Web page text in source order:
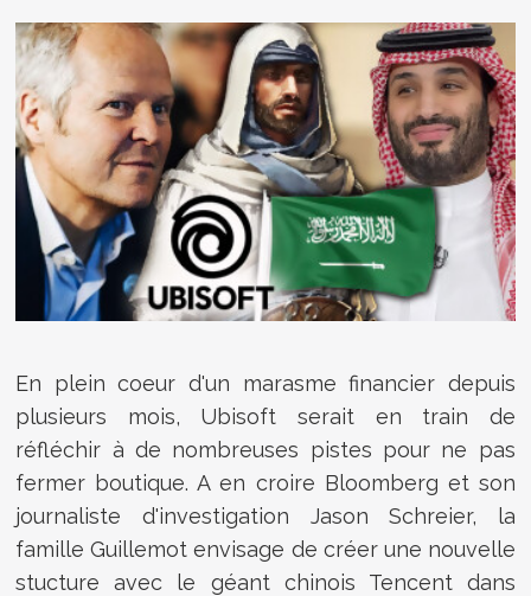
En plein coeur d'un marasme financier depuis
plusieurs mois, Ubisoft serait en train de
réfléchir à de nombreuses pistes pour ne pas
fermer boutique. A en croire Bloomberg et son
journaliste d'investigation Jason Schreier, la
familleGuillemot envisage de créer une nouvelle
stucture avec le géant chinois Tencent dans